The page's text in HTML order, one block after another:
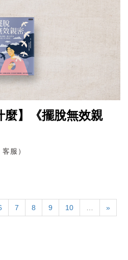
麼】《擺脫無效親
服）
7 8 9 10 »